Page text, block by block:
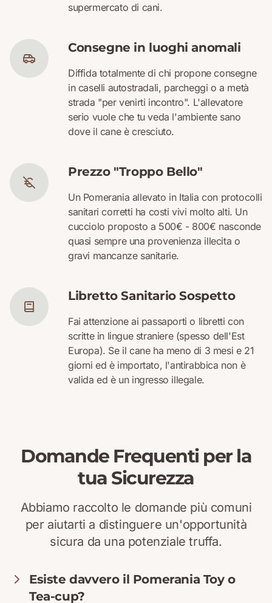
supermercato di cani.
Consegne in luoghi anomali
Diffida totalmente di chi propone consegne
in caselli autostradali, parcheggi o a metà
strada "per venirti incontro". L'allevatore
serio vuole che tu veda l'ambiente sano
dove il cane è cresciuto.
Prezzo "Troppo Bello"
Un Pomerania allevato in Italia con protocolli
sanitari corretti ha costi vivi molto alti. Un
cucciolo proposto a 500€ - 800€ nasconde
quasi sempre una provenienza illecita o
gravi mancanze sanitarie.
Libretto Sanitario Sospetto
Fai attenzione ai passaporti o libretti con
scritte in lingue straniere (spesso dell'Est
Europa). Se il cane ha meno di 3 mesi e 21
giorni ed è importato, l'antirabbica non è
valida ed è un ingresso illegale.
Domande Frequenti per la
tua Sicurezza
Abbiamo raccolto le domande più comuni
per aiutarti a distinguere un'opportunità
sicura da una potenziale truffa.
Esiste davvero il Pomerania Toy o
Tea-cup?